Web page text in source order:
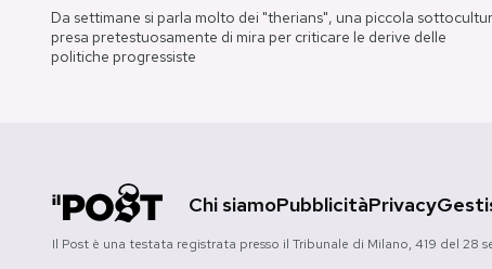
Da settimane si parla molto dei "therians", una piccola
presa pretestuosamente di mira per criticare le derive delle
politiche progressiste
Chi siamoPubblicitàPrivacy
Il Post è una testata registrata presso il Tribunale di Milano, 419 del 28